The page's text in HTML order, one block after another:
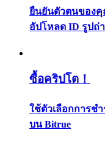
กลยุทธ์การซื้อขา
ยืนยันตัวตนของ
อัปโหลด ID รูปถ่
ซื้อคริปโต！
ใช้ตัวเลือกการช
บน Bitrue